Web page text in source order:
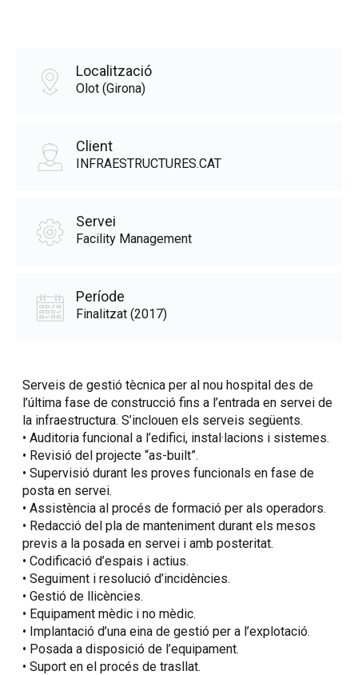
Localització
Olot (Girona)
Client
INFRAESTRUCTURES.CAT
Servei
Facility Management
Període
Finalitzat (2017)
Serveis de gestió tècnica per al nou hospital des de
l’última fase de construcció fins a l’entrada en servei de
la infraestructura. S’inclouen els serveis següents.
• Auditoria funcional a l’edifici, instal·lacions i sistemes.
• Revisió del projecte “as-built”.
• Supervisió durant les proves funcionals en fase de
posta en servei.
• Assistència al procés de formació per als operadors.
• Redacció del pla de manteniment durant els mesos
previs a la posada en servei i amb posteritat.
• Codificació d’espais i actius.
• Seguiment i resolució d’incidències.
• Gestió de llicències.
• Equipament mèdic i no mèdic.
• Implantació d’una eina de gestió per a l’explotació.
• Posada a disposició de l’equipament.
• Suport en el procés de trasllat.